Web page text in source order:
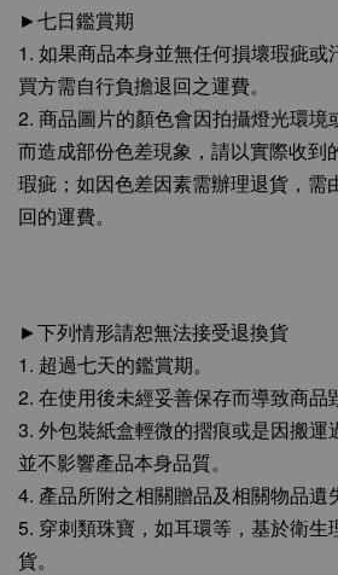
►七日鑑賞期
1. 如果商品本身並無任何損壞瑕疵或
買方需自行負擔退回之運費。
2. 商品圖片的顏色會因拍攝燈光環境
而造成部份色差現象，請以實際收到
瑕疵；如因色差因素需辦理退貨，需
回的運費。
►下列情形請恕無法接受退換貨
1. 超過七天的鑑賞期。
2. 在使用後未經妥善保存而導致商品
3. 外包裝紙盒輕微的摺痕或是因搬運
並不影響產品本身品質。
4. 產品所附之相關贈品及相關物品遺
5. 穿刺類珠寶，如耳環等，基於衛生
貨。